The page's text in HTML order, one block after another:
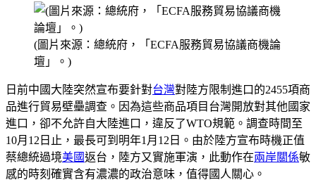
(圖片來源：總統府，「ECFA服務貿易協議商機論
壇」。)
日前中國大陸突然宣布要針對台灣對陸方限制進口的2455項商
品進行貿易壁壘調查。因為這些商品項目台灣開放對其他國家
進口，卻不允許自大陸進口，違反了WTO規範。調查時間至
10月12日止，最長可到明年1月12日。由於陸方宣布時機正值
蔡總統過境美國返台，陸方又實施軍演，此動作在兩岸關係敏
感的時刻確實含有濃濃的政治意味，值得國人關心。